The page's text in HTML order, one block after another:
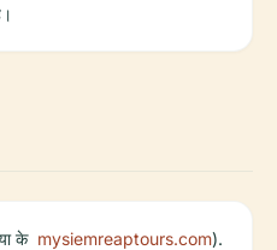
के mysiemreaptours.com).